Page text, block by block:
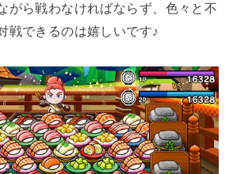
がら戦わなければならず、色々と不
戦できるのは嬉しいです♪